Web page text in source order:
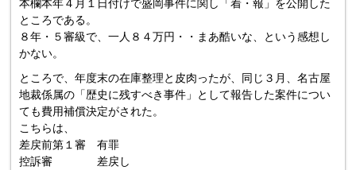
本欄本年４月１日付けで盛岡事件に関し「着・報」を公開した
ところである。
８年・５審級で、一人８４万円・・まあ酷いな、という感想し
かない。
ところで、年度末の在庫整理と皮肉ったが、同じ３月、名古屋
地裁係属の「歴史に残すべき事件」として報告した案件につい
ても費用補償決定がされた。
こちらは、
差戻前第１審 有罪
控訴審 差戻し